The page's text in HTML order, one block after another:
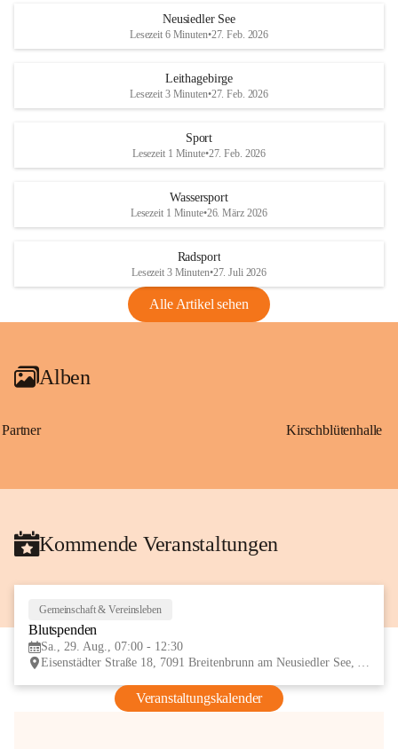
S
und den daraus folgenden wirtschaftlichen
Maßnahmen zur Bekämpfung
Rebe und der Amerikanischen
Anhang VBl. EU Nr. 18
1 Seite•1,4 MB
VBl. EU Nr. 18_2026
r
S
Neusiedler See
Lesezeit 6 Minuten•27. Feb. 2026
Leithagebirge
Lesezeit 3 Minuten•27. Feb. 2026
Sport
Lesezeit 1 Minute•27. Feb. 2026
Wassersport
Lesezeit 1 Minute•26. März 2026
Radsport
Lesezeit 3 Minuten•27. Juli 2026
Alle Artikel sehen
Alben
Partner Kirschblütenhalle
Kommende Veranstaltungen
Gemeinschaft & Vereinsleben
Blutspenden
Sa., 29. Aug., 07:00 - 12:30
Eisenstädter Straße 18, 7091 Breitenbrunn am Neusiedler See, AUT
Veranstaltungskalender